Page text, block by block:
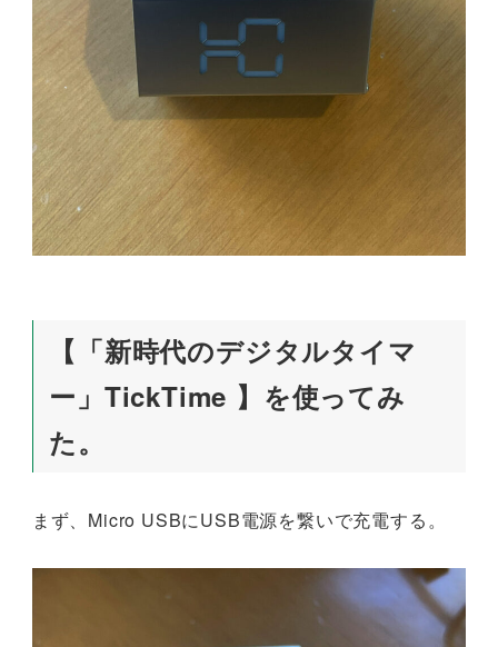
【「新時代のデジタルタイマ
ー」TickTime 】を使ってみ
た。
まず、Micro USBにUSB電源を繋いで充電する。